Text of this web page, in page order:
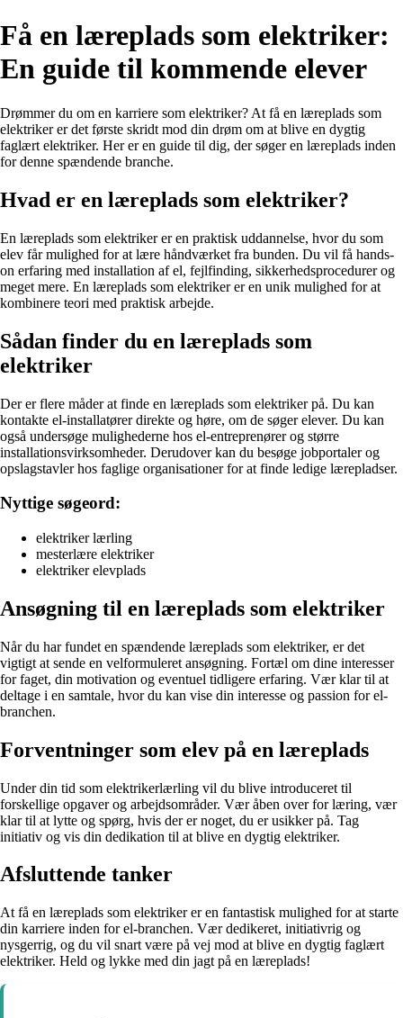
Få en læreplads som elektriker:
En guide til kommende elever
Drømmer du om en karriere som elektriker? At få en læreplads som
elektriker er det første skridt mod din drøm om at blive en dygtig
faglært elektriker. Her er en guide til dig, der søger en læreplads inden
for denne spændende branche.
Hvad er en læreplads som elektriker?
En læreplads som elektriker er en praktisk uddannelse, hvor du som
elev får mulighed for at lære håndværket fra bunden. Du vil få hands-
on erfaring med installation af el, fejlfinding, sikkerhedsprocedurer og
meget mere. En læreplads som elektriker er en unik mulighed for at
kombinere teori med praktisk arbejde.
Sådan finder du en læreplads som
elektriker
Der er flere måder at finde en læreplads som elektriker på. Du kan
kontakte el-installatører direkte og høre, om de søger elever. Du kan
også undersøge mulighederne hos el-entreprenører og større
installationsvirksomheder. Derudover kan du besøge jobportaler og
opslagstavler hos faglige organisationer for at finde ledige lærepladser.
Nyttige søgeord:
elektriker lærling
mesterlære elektriker
elektriker elevplads
Ansøgning til en læreplads som elektriker
Når du har fundet en spændende læreplads som elektriker, er det
vigtigt at sende en velformuleret ansøgning. Fortæl om dine interesser
for faget, din motivation og eventuel tidligere erfaring. Vær klar til at
deltage i en samtale, hvor du kan vise din interesse og passion for el-
branchen.
Forventninger som elev på en læreplads
Under din tid som elektrikerlærling vil du blive introduceret til
forskellige opgaver og arbejdsområder. Vær åben over for læring, vær
klar til at lytte og spørg, hvis der er noget, du er usikker på. Tag
initiativ og vis din dedikation til at blive en dygtig elektriker.
Afsluttende tanker
At få en læreplads som elektriker er en fantastisk mulighed for at starte
din karriere inden for el-branchen. Vær dedikeret, initiativrig og
nysgerrig, og du vil snart være på vej mod at blive en dygtig faglært
elektriker. Held og lykke med din jagt på en læreplads!